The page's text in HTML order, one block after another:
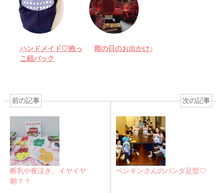
ハンドメイド♡抱っ
こ紐バック
雨の日のお出かけ♪
前の記事
断乳や夜泣き、イヤイヤ
期？？
次の記事
ペンギンさんのパンダ足型♡